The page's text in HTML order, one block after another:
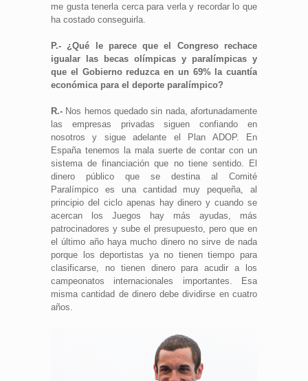
me gusta tenerla cerca para verla y recordar lo que
ha costado conseguirla.
P.- ¿Qué le parece que el Congreso rechace
igualar las becas olímpicas y paralímpicas y
que el Gobierno reduzca en un 69% la cuantía
económica para el deporte paralímpico?
R.- Nos hemos quedado sin nada, afortunadamente
las empresas privadas siguen confiando en
nosotros y sigue adelante el Plan ADOP. En
España tenemos la mala suerte de contar con un
sistema de financiación que no tiene sentido. El
dinero público que se destina al Comité
Paralímpico es una cantidad muy pequeña, al
principio del ciclo apenas hay dinero y cuando se
acercan los Juegos hay más ayudas, más
patrocinadores y sube el presupuesto, pero que en
el último año haya mucho dinero no sirve de nada
porque los deportistas ya no tienen tiempo para
clasificarse, no tienen dinero para acudir a los
campeonatos internacionales importantes. Esa
misma cantidad de dinero debe dividirse en cuatro
años.